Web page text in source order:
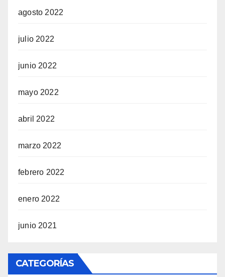
agosto 2022
julio 2022
junio 2022
mayo 2022
abril 2022
marzo 2022
febrero 2022
enero 2022
junio 2021
CATEGORÍAS